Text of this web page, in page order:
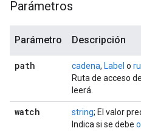
Parámetros
Parámetro Descripción
path cadena, Label o
Ruta de acceso
leerá.
watch string; El valor
Indica si se debe